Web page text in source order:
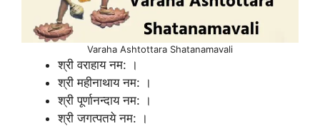
Varaha Ashtottara Shatanamavali
श्री वराहाय नम: ।
श्री महीनाथाय नम: ।
श्री पूर्णानन्दाय नम: ।
श्री जगत्पतये नम: ।